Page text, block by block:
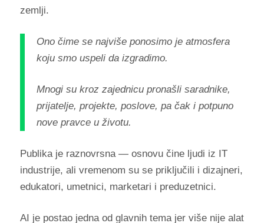
zemlji.
Ono čime se najviše ponosimo je atmosfera
koju smo uspeli da izgradimo.
Mnogi su kroz zajednicu pronašli saradnike,
prijatelje, projekte, poslove, pa čak i potpuno
nove pravce u životu.
Publika je raznovrsna — osnovu čine ljudi iz IT
industrije, ali vremenom su se priključili i dizajneri,
edukatori, umetnici, marketari i preduzetnici.
AI je postao jedna od glavnih tema jer više nije alat